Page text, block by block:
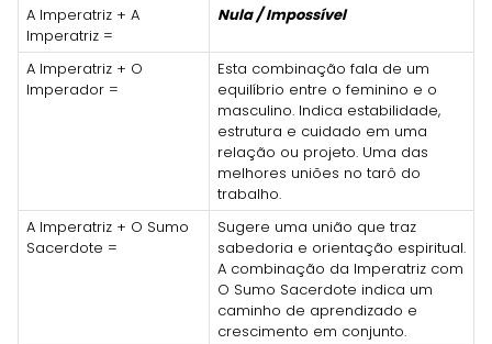
A Imperatriz + A
Imperatriz =
Nula / Impossível
A Imperatriz + O
Imperador =
Esta combinação fala de um
equilíbrio entre o feminino e o
masculino. Indica estabilidade,
estrutura e cuidado em uma
relação ou projeto. Uma das
melhores uniões no tarô do
trabalho.
A Imperatriz + O Sumo
Sacerdote =
Sugere uma união que traz
sabedoria e orientação espiritual.
A combinação da Imperatriz com
O Sumo Sacerdote indica um
caminho de aprendizado e
crescimento em conjunto.